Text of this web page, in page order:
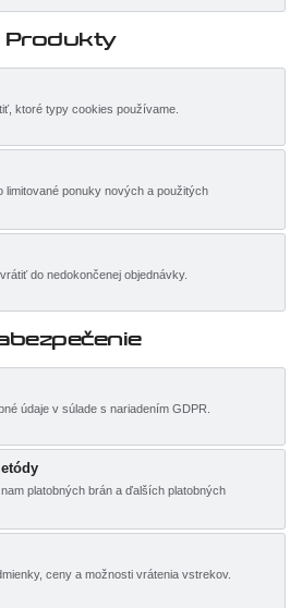
Produkty
ktoré typy cookies používame.
limitované ponuky nových a použitých
do nedokončenej objednávky.
údaje v súlade s nariadením GDPR.
platobných brán a ďalších platobných
ceny a možnosti vrátenia vstrekov.